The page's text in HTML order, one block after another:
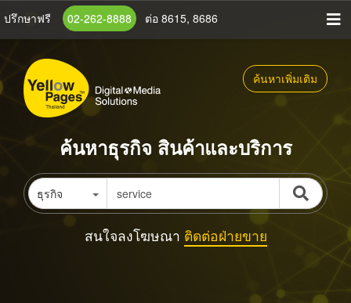
ข้าม
เนื้อหา
หลัก
ปรึกษาฟรี 02-262-8888 ต่อ 8615, 8686
ค้นหาเพิ่มเติม
ค้นหาธุรกิจ สินค้าและบริการ
ธุรกิจ
สนใจลงโฆษณา ติดต่อฝ่ายขาย